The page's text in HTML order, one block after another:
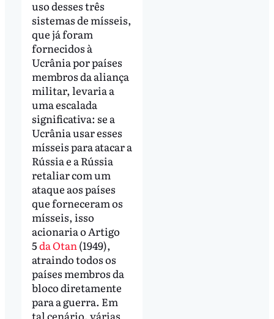
uso desses três
sistemas de mísseis,
que já foram
fornecidos à
Ucrânia por países
membros da aliança
militar, levaria a
uma escalada
significativa: se a
Ucrânia usar esses
mísseis para atacar a
Rússia e a Rússia
retaliar com um
ataque aos países
que forneceram os
mísseis, isso
acionaria o Artigo
5da Otan (1949),
atraindo todos os
países membros da
bloco diretamente
para a guerra. Em
tal cenário, várias